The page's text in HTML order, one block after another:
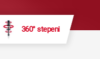
360° stepeni